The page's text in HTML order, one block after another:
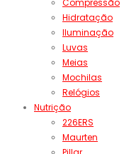
Compressão
Hidratação
Iluminação
Luvas
Meias
Mochilas
Relógios
Nutrição
226ERS
Maurten